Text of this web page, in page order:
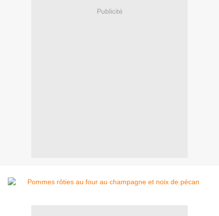
Publicité